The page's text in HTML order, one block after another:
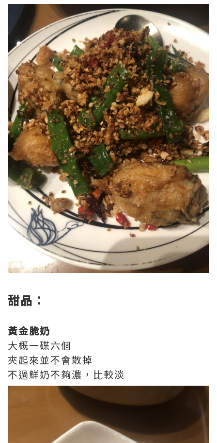
甜品：
黃金脆奶
大概一碟六個
夾起來並不會散掉
不過鮮奶不夠濃，比較淡